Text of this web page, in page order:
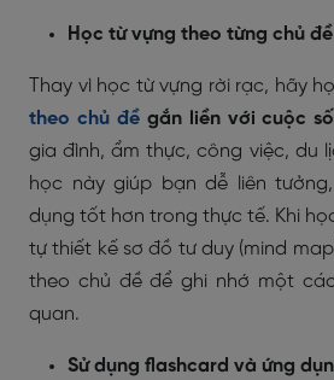
Học từ vựng theo từng chủ
Thay vì học từ vựng rời rạc, hãy
theo chủ đềgắn liền với cuộc
gia đình, ẩm thực, công việc, du
học này giúp bạn dễ liên
dụng tốt hơn trong thực tế. Khi
tự thiết kế sơ đồ tư duy (mind
theo chủ đề để ghi nhớ một
quan.
Sử dụng flashcard và ứng